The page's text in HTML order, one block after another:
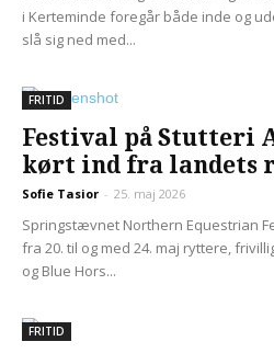
i Kerteminde foregår både inde og
slå sig ned med...
FRITID
Festival på Stutteri
kørt ind fra landets
Sofie Tasior - 25. maj 2026
Springstævnet Northern Equestrian
fra 20. til og med 24. maj ryttere,
og Blue Hors...
FRITID